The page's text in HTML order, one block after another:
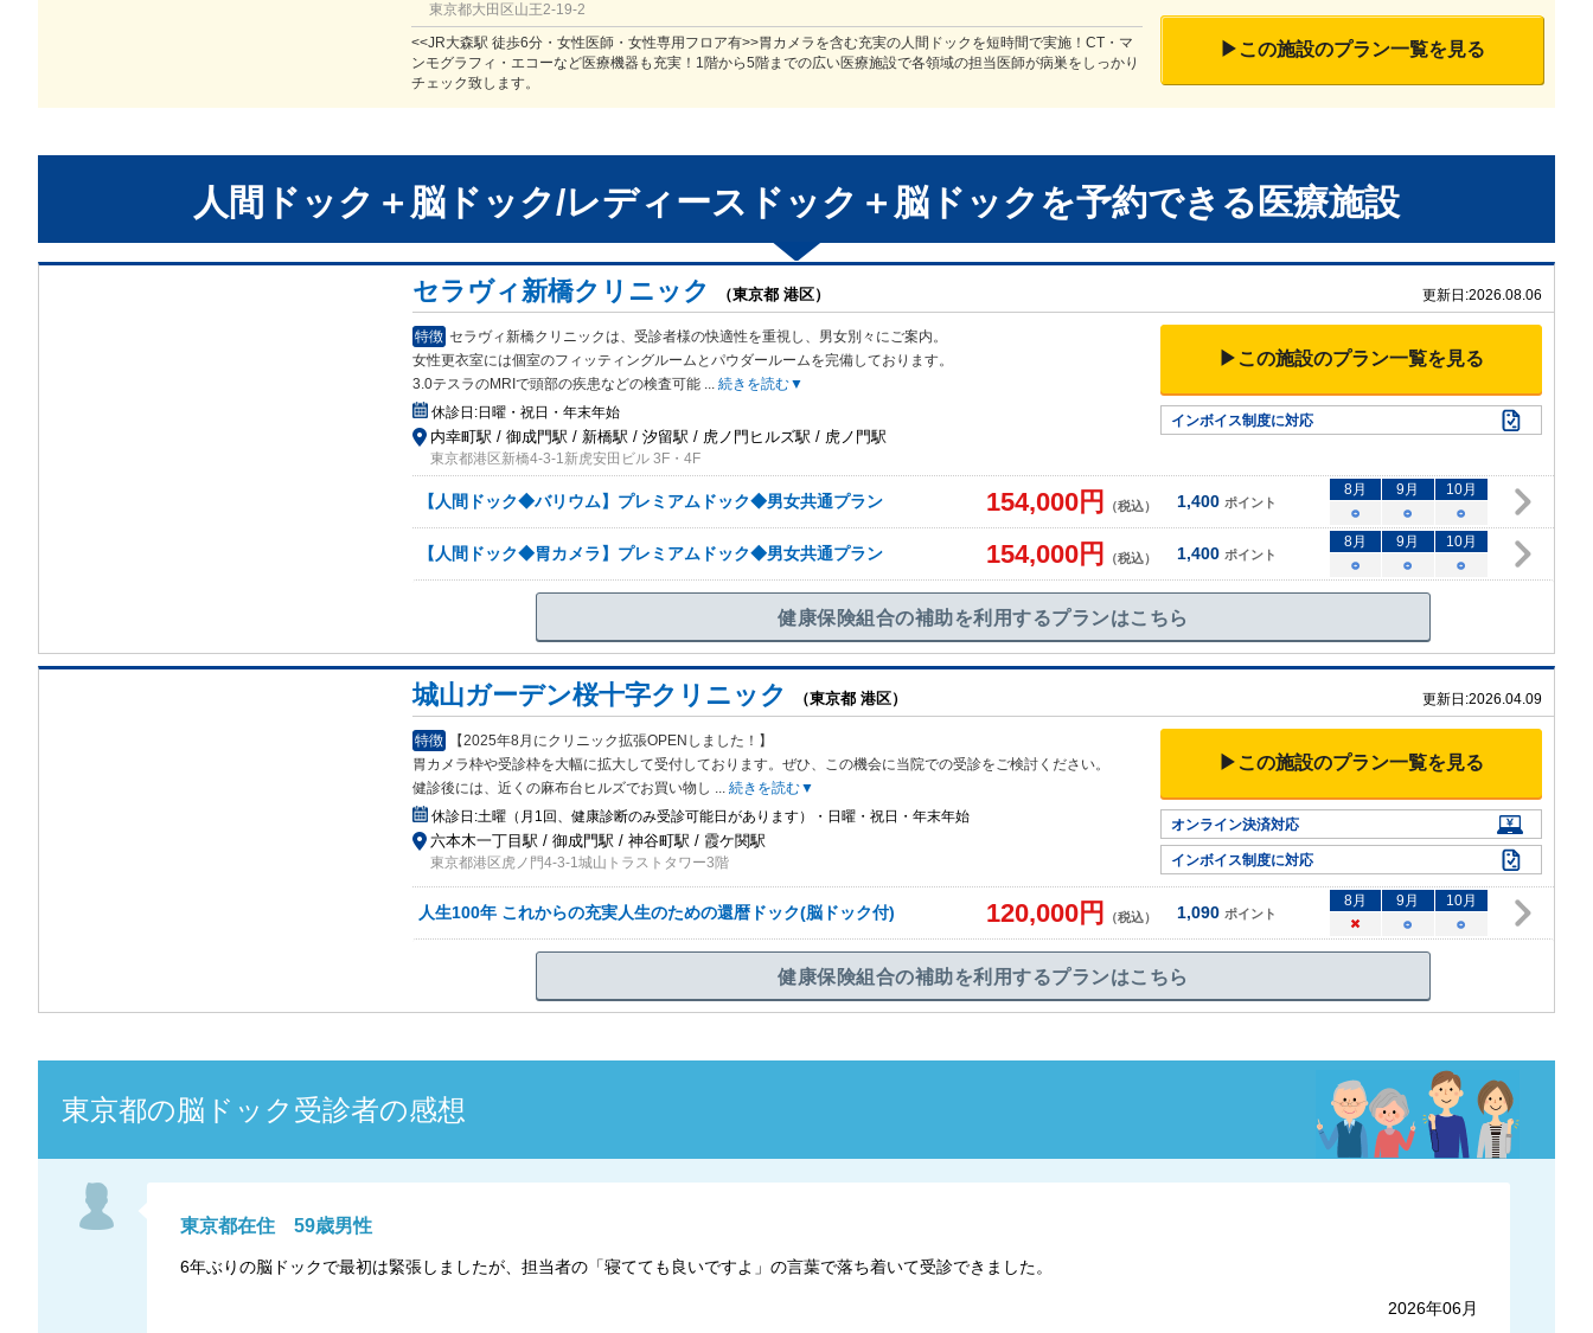
東京都大田区山王2-19-2
<<JR大森駅 徒歩6分・女性医師・女性専用フロア有>>胃カメラを含む充実の人間ドックを短時間で実施！CT・マ
ンモグラフィ・エコーなど医療機器も充実！1階から5階までの広い医療施設で各領域の担当医師が病巣をしっかり
チェック致します。
▶この施設のプラン一覧を見る
人間ドック＋脳ドック/レディースドック＋脳ドック を予約できる 医療施設
セラヴィ新橋クリニック （東京都 港区） 更新日:2026.08.06
特徴 セラヴィ新橋クリニックは、受診者様の快適性を重視し、男女別々にご案内。
女性更衣室には個室のフィッ ティングルームとパウダールームを完備しております。
3.0テスラのMRIで頭部の疾患などの検査可能 ... 続きを読む▼
休診日:日曜・祝日・年末年始
内幸町駅 / 御成門駅 / 新橋駅 / 汐留駅 / 虎ノ門ヒルズ駅 / 虎ノ門駅
東京都港区新橋4-3-1新虎安田ビル 3F・4F
▶この施設のプラン一覧を見る
インボイス制度に対応
【人間ドック◆バリウム】プレミアムドック◆男女共通プラン 154,000円 （税込） 1,400 ポイント
8月 9月 10月
○
○ ○
【人間ドック◆胃カメラ】プレミアムドック◆男女共通プラン 154,000円 （税込） 1,400 ポイント
8月 9月 10月
○
○ ○
健康保険組合の補助を利用するプランはこちら
城山ガーデン桜十字クリニック （東京都 港区） 更新日:2026.04.09
特徴
【2025年8月にクリニック拡張OPENしました！】
胃カメラ枠や受診枠を大幅に拡大して受付してお ります。ぜひ、この機会に当院での受診をご検討ください。
健診後には、近くの麻布台ヒルズでお買い物し ... 続きを読む▼
休診日:土曜（月1回、健康診断のみ受診可能日があります）・日曜・祝日・年末年始
六本木一丁目駅 / 御成門駅 / 神谷町駅 / 霞ケ関駅
東京都港区虎ノ門4-3-1城山トラストタワー3階
▶この施設のプラン一覧を見る
オンライン決済対応
インボイス制度に対応
人生100年 これからの充実人生のための還暦ドック(脳ドック付) 120,000円 （税込） 1,090 ポイント
8月 9月 10月
×
○ ○
健康保険組合の補助を利用するプランはこちら
東京都の脳ドック 受診者の感想
東京都在住 59歳男性
6年ぶりの脳ドックで最初は緊張しましたが、担当者の「寝てても良いですよ」の言葉で落ち着いて受診できました。
2026年06月